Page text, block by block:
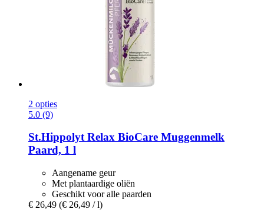
2 opties
5.0 (9)
St.HippolytRelax BioCare Muggenmelk
Paard, 1 l
Aangename geur
Met plantaardige oliën
Geschikt voor alle paarden
€ 26,49 (€ 26,49 / l)